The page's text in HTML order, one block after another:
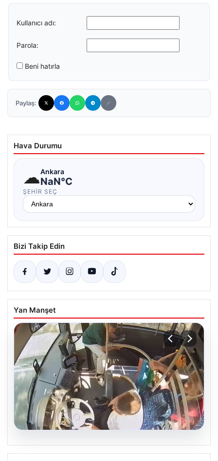
Kullanıcı adı:
Parola:
Beni hatırla
Paylaş:
Hava Durumu
☁Ankara
NaN°C
ŞEHIR SEÇ
Bizi Takip Edin
Yan Manşet
Trabzon’da Otobüste Fenalaşan